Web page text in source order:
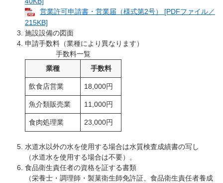
営業許可申請書・営業届（様式第2号） [PDFファイル／
215KB]
施設設備の図面
申請手数料（業種により異なります）
手数料一覧
業種
手数料
飲食店営業 18,000円
魚介類販売業 11,000円
食肉処理業 23,000円
水道水以外の水を使用する場合は水質検査成績書の写し
（水道水を使用する場合は不要）。
食品衛生責任者の資格を証する書類
（栄養士・調理師・製菓衛生師免許証、食品衛生責任者養成